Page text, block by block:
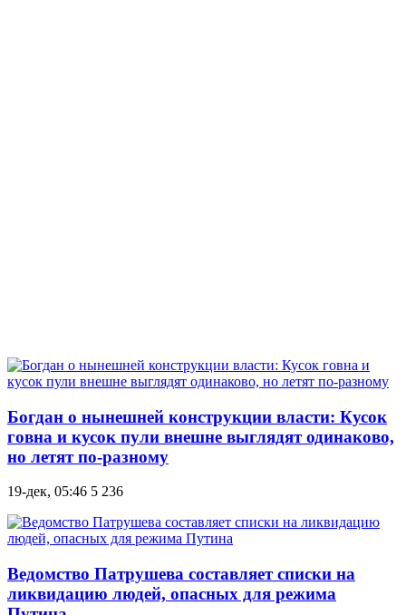
Богдан о нынешней конструкции власти: Кусок
говна и кусок пули внешне выглядят одинаково,
но летят по-разному
19-дек, 05:46 5 236
Ведомство Патрушева составляет списки на
ликвидацию людей, опасных для режима